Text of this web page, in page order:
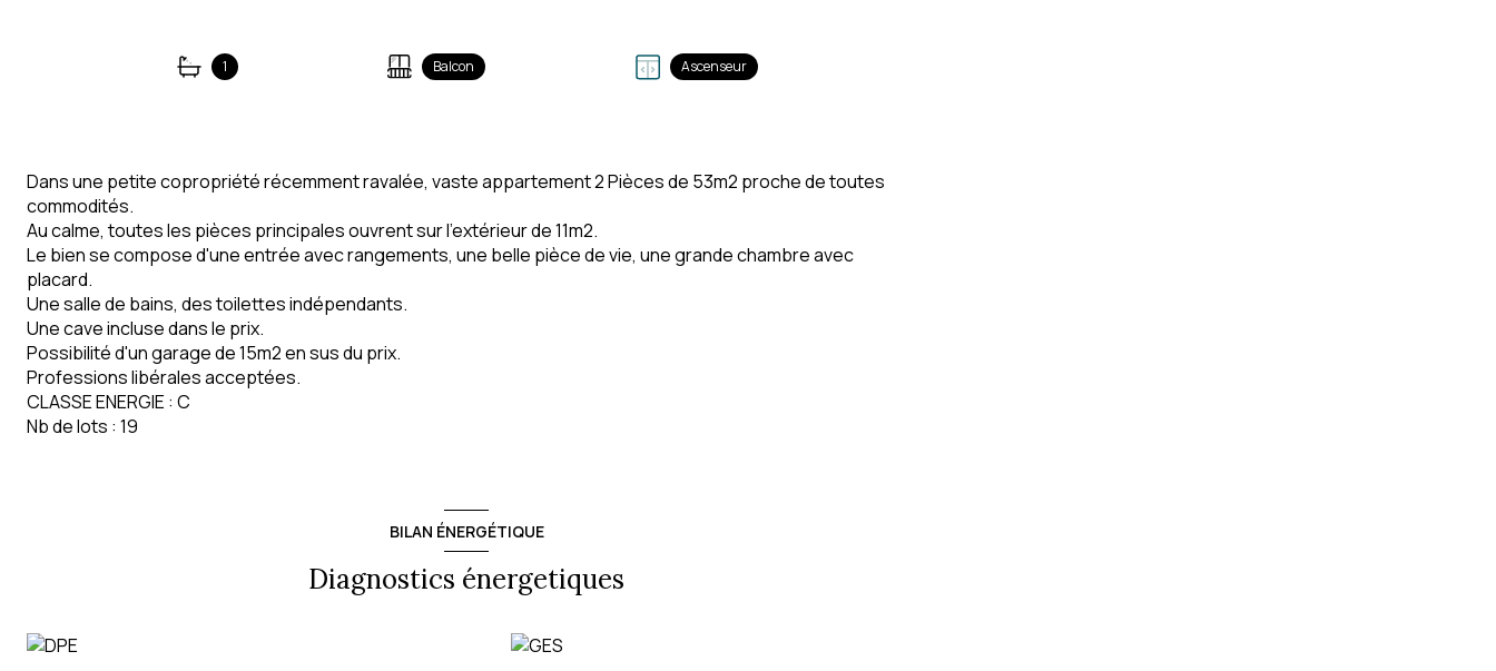
1 Balcon Ascenseur
Dans une petite copropriété récemment ravalée, vaste appartement 2 Pièces de 53m2 proche de toutes
commodités.
Au calme, toutes les pièces principales ouvrent sur l'extérieur de 11m2.
Le bien se compose d'une entrée avec rangements, une belle pièce de vie, une grande chambre avec
placard.
Une salle de bains, des toilettes indépendants.
Une cave incluse dans le prix.
Possibilité d'un garage de 15m2 en sus du prix.
Professions libérales acceptées.
CLASSE ENERGIE : C
Nb de lots : 19
BILAN ÉNERGÉTIQUE
Diagnostics énergetiques